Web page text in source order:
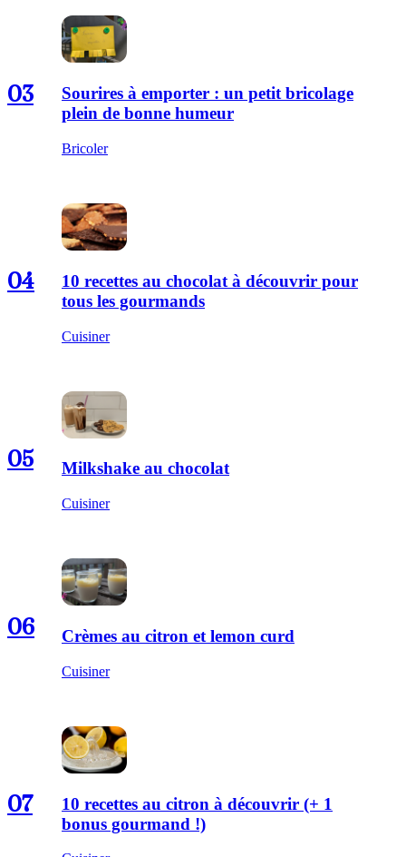
03
Sourires à emporter : un petit bricolage
plein de bonne humeur
Bricoler
04
10 recettes au chocolat à découvrir pour
tous les gourmands
Cuisiner
05 Milkshake au chocolat
Cuisiner
06 Crèmes au citron et lemon curd
Cuisiner
07
10 recettes au citron à découvrir (+ 1
bonus gourmand !)